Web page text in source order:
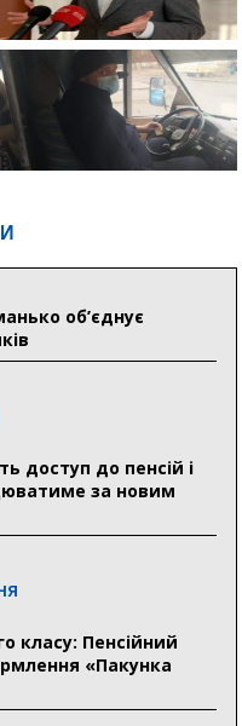
об’єднує
доступ до пенсій і
за новим
класу: Пенсійний
«Пакунка